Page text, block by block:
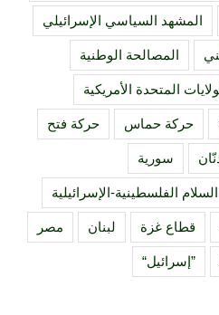
المشهد السياسي الإسرائيلي
المصالحة الوطنية
المتحدة الأمريكية
حركة حماس حركة فتح
سورية
الفلسطينية-الإسرائيلية
قطاع غزة لبنان مصر
”إسرائيل“